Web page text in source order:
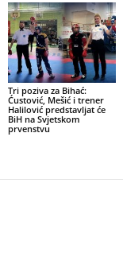
Tri poziva za Bihać:
Ćustović, Mešić i trener
Halilović predstavljat će
BiH na Svjetskom
prvenstvu